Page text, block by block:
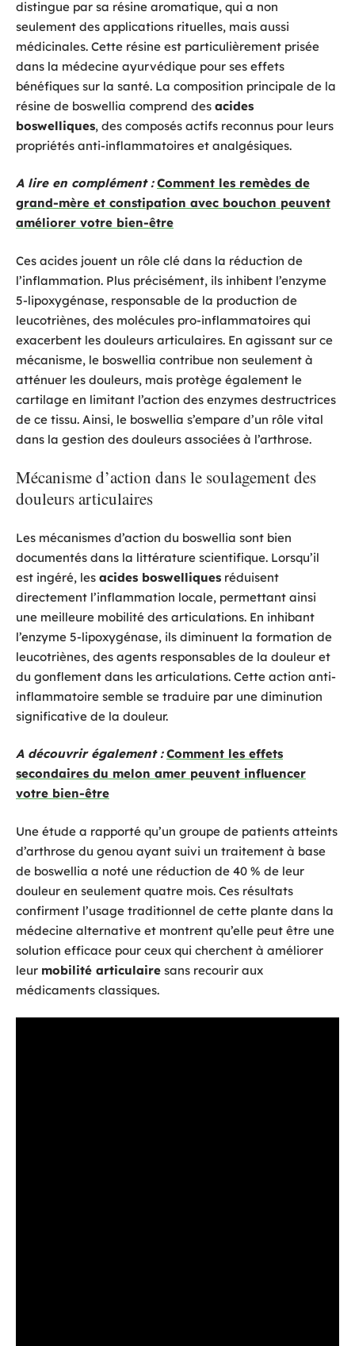
distingue par sa résine aromatique, qui a non
seulement des applications rituelles, mais aussi
médicinales. Cette résine est particulièrement prisée
dans la médecine ayurvédique pour ses effets
bénéfiques sur la santé. La composition principale de la
résine de boswellia comprend des acides
boswelliques, des composés actifs reconnus pour leurs
propriétés anti-inflammatoires et analgésiques.
A lire en complément : Comment les remèdes de
grand-mère et constipation avec bouchon peuvent
améliorer votre bien-être
Ces acides jouent un rôle clé dans la réduction de
l’inflammation. Plus précisément, ils inhibent l’enzyme
5-lipoxygénase, responsable de la production de
leucotriènes, des molécules pro-inflammatoires qui
exacerbent les douleurs articulaires. En agissant sur ce
mécanisme, le boswellia contribue non seulement à
atténuer les douleurs, mais protège également le
cartilage en limitant l’action des enzymes destructrices
de ce tissu. Ainsi, le boswellia s’empare d’un rôle vital
dans la gestion des douleurs associées à l’arthrose.
Mécanisme d’action dans le soulagement des
douleurs articulaires
Les mécanismes d’action du boswellia sont bien
documentés dans la littérature scientifique. Lorsqu’il
est ingéré, les acides boswelliques réduisent
directement l’inflammation locale, permettant ainsi
une meilleure mobilité des articulations. En inhibant
l’enzyme 5-lipoxygénase, ils diminuent la formation de
leucotriènes, des agents responsables de la douleur et
du gonflement dans les articulations. Cette action anti-
inflammatoire semble se traduire par une diminution
significative de la douleur.
A découvrir également : Comment les effets
secondaires du melon amer peuvent influencer
votre bien-être
Une étude a rapporté qu’un groupe de patients atteints
d’arthrose du genou ayant suivi un traitement à base
de boswellia a noté une réduction de 40 % de leur
douleur en seulement quatre mois. Ces résultats
confirment l’usage traditionnel de cette plante dans la
médecine alternative et montrent qu’elle peut être une
solution efficace pour ceux qui cherchent à améliorer
leur mobilité articulaire sans recourir aux
médicaments classiques.